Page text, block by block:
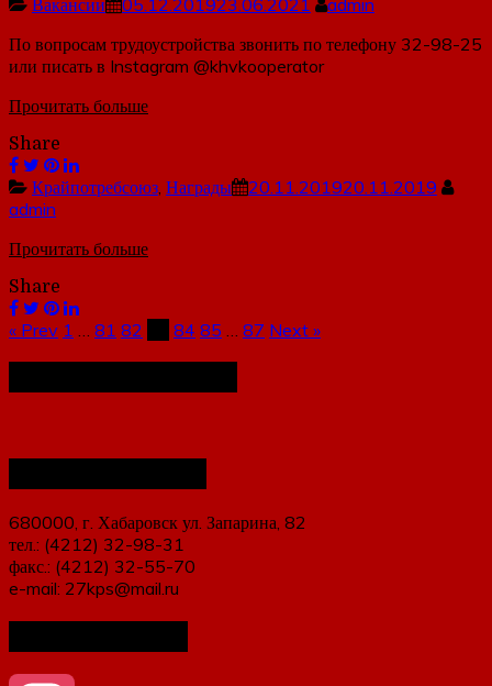
По вопросам трудоустройства звонить по телефону 32-98-25
или писать в Instagram @khvkooperator
Прочитать больше
Share
Крайпотребсоюз Награды 20.11.201920.11.2019
admin
Прочитать больше
Share
« Prev 1 81 82 84 85 87 Next »
680000, г. Хабаровск ул. Запарина, 82
тел.: (4212) 32-98-31
факс.: (4212) 32-55-70
e-mail: 27kps@mail.ru